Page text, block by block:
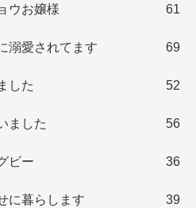
ウお嬢様 61
溺愛されてます 69
した 52
ました 56
ビー 36
に暮らします 39